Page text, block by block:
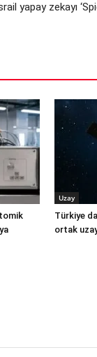
yapay zekayı
Uzay
Türkiye
ortak